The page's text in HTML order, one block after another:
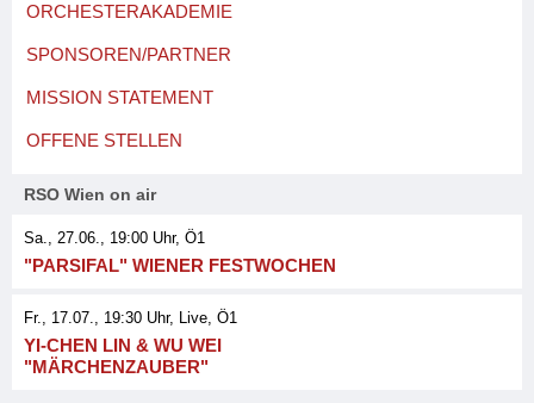
ORCHESTERAKADEMIE
SPONSOREN/PARTNER
MISSION STATEMENT
OFFENE STELLEN
RSO Wien on air
Sa., 27.06., 19:00 Uhr, Ö1
"PARSIFAL" WIENER FESTWOCHEN
Fr., 17.07., 19:30 Uhr, Live, Ö1
YI-CHEN LIN & WU WEI
"MÄRCHENZAUBER"